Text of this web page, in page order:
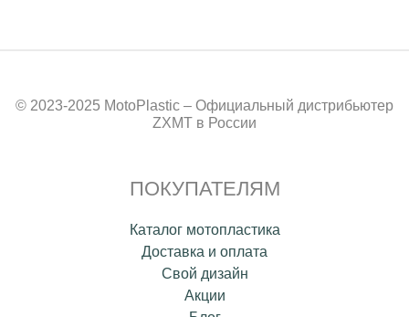
© 2023-2025 MotoPlastic – Официальный дистрибьютер
ZXMT в России
ПОКУПАТЕЛЯМ
Каталог мотопластика
Доставка и оплата
Свой дизайн
Акции